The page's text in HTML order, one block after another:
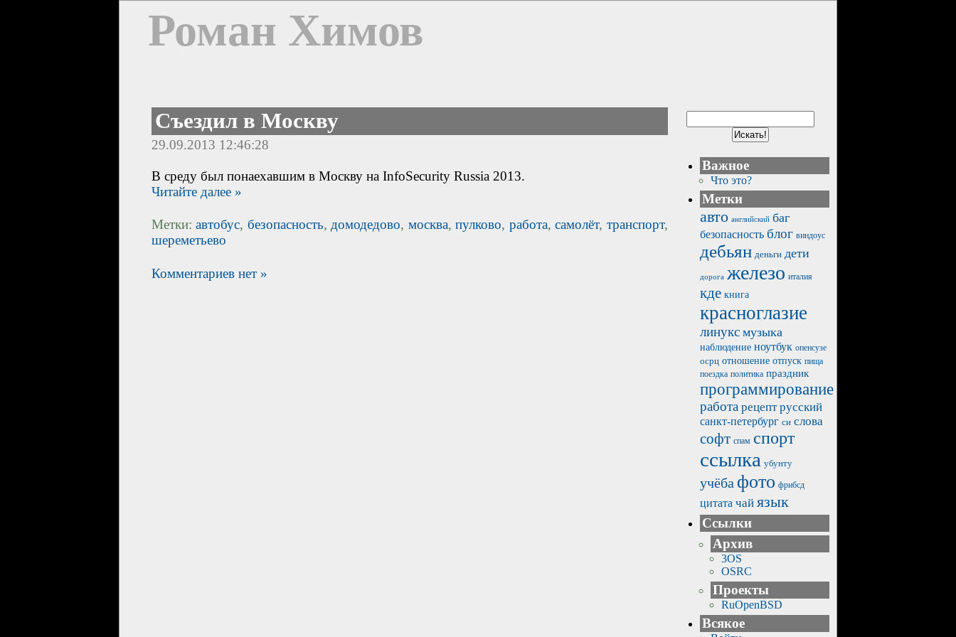
Роман Химов
Съездил в Москву
29.09.2013 12:46:28
В среду был понаехавшим в Москву на InfoSecurity Russia 2013.
Читайте далее »
Метки:автобус, безопасность,домодедово, москва,пулково, работа,самолёт, транспорт,
шереметьево
Комментариев нет »
Важное
Что это?
Метки
авто английский баг
безопасность блог виндоус
дебьян деньги дети
дорога железо италия
кде книга
красноглазие
линукс музыка
наблюдение ноутбук опенсузе
осрц отношение отпуск пища
поездка политика праздник
программирование
работа рецепт русский
санкт-петербург си слова
софт спам спорт
ссылка убунту
учёба фото фрибсд
цитата чай язык
Ссылки
Архив
3OS
OSRC
Проекты
RuOpenBSD
Всякое